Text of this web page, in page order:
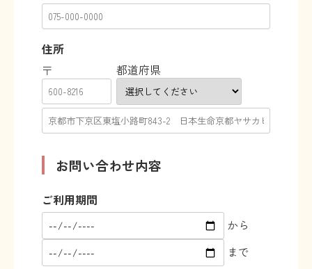
住所
〒
都道府県
お問い合わせ内容
ご利用期間
から
まで